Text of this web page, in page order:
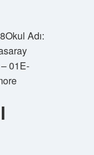
Adı:
01E-